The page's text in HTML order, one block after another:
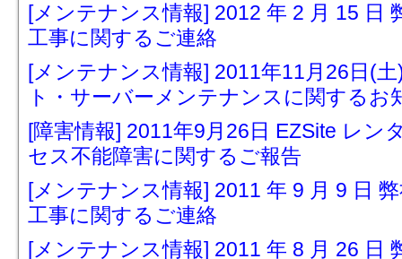
[メンテナンス情報] 2012 年 2 月 15 日
工事に関するご連絡
[メンテナンス情報] 2011年11月26日(
ト・サーバーメンテナンスに関するお
[障害情報] 2011年9月26日 EZSite レ
セス不能障害に関するご報告
[メンテナンス情報] 2011 年 9 月 9 日
工事に関するご連絡
[メンテナンス情報] 2011 年 8 月 26 日